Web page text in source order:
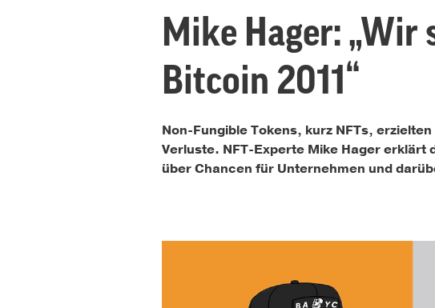
Mike Hager: „Wir
Bitcoin 2011“
Non-Fungible Tokens, kurz NFTs,
Verluste. NFT-Experte Mike Hager
über Chancen für Unternehmen und